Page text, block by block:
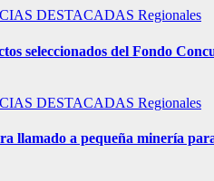
DESTACADAS Regionales
seleccionados del Fondo
DESTACADAS Regionales
llamado a pequeña minería